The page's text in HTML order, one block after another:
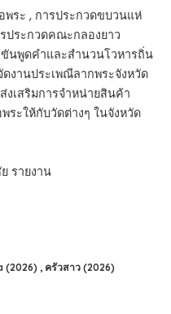
พระ , การประกวดขบวนแห่
ประกวดคณะกลองยาว
นพูดคำและสำนวนโวหารถิ่น
งานประเพณีลากพระจังหวัด
งเสริมการจำหน่ายสินค้า
ระให้กับวัดต่างๆ ในจังหวัด
รายงาน
(2026) , ครัวสาว (2026)